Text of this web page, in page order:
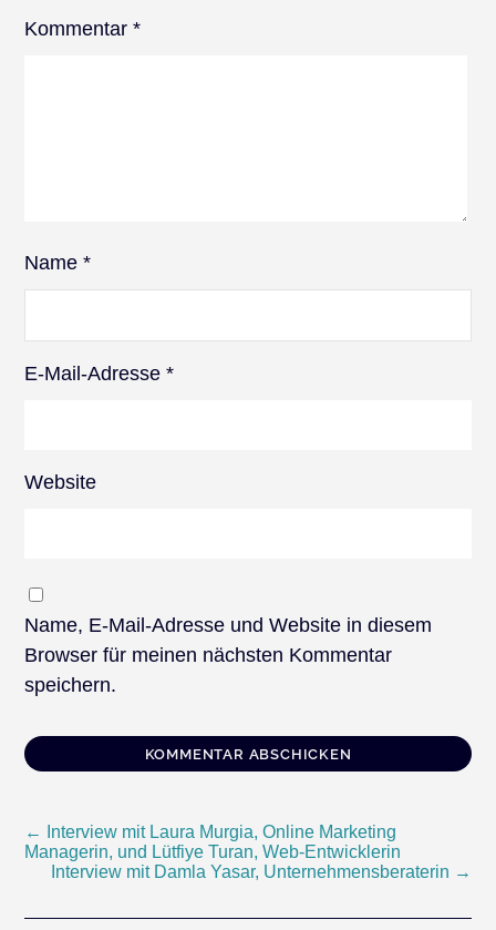
Kommentar*
Name*
E-Mail-Adresse*
Website
Name, E-Mail-Adresse und Website in diesem
Browser für meinen nächsten Kommentar
speichern.
Beitragsnavigation
←
Interview mit Laura Murgia, Online Marketing
Managerin, und Lütfiye Turan, Web-Entwicklerin
Interview mit Damla Yasar, Unternehmensberaterin →